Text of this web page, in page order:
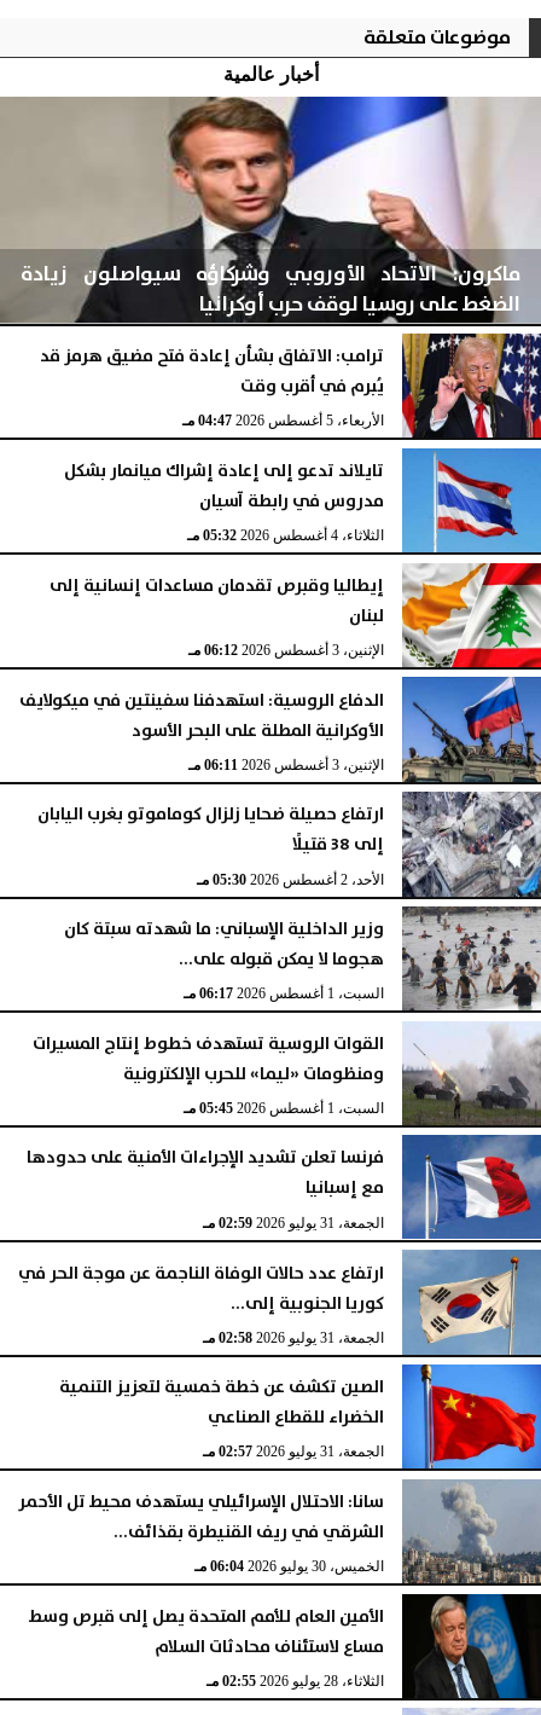
موضوعات متعلقة
أخبار عالمية
ماكرون: الاتحاد الأوروبي وشركاؤه سيواصلون زيادة
الضغط على روسيا لوقف حرب أوكرانيا
الأربعاء، 5 أغسطس 2026 04:48 مـ
ترامب: الاتفاق بشأن إعادة فتح مضيق هرمز قد
يُبرم في أقرب وقت
الأربعاء، 5 أغسطس 2026 04:47 مـ
تايلاند تدعو إلى إعادة إشراك ميانمار بشكل
مدروس في رابطة آسيان
الثلاثاء، 4 أغسطس 2026 05:32 مـ
إيطاليا وقبرص تقدمان مساعدات إنسانية إلى
لبنان
الإثنين، 3 أغسطس 2026 06:12 مـ
الدفاع الروسية: استهدفنا سفينتين في ميكولايف
الأوكرانية المطلة على البحر الأسود
الإثنين، 3 أغسطس 2026 06:11 مـ
ارتفاع حصيلة ضحايا زلزال كوماموتو بغرب اليابان
إلى 38 قتيلًا
الأحد، 2 أغسطس 2026 05:30 مـ
وزير الداخلية الإسباني: ما شهدته سبتة كان
هجوما لا يمكن قبوله على...
السبت، 1 أغسطس 2026 06:17 مـ
القوات الروسية تستهدف خطوط إنتاج المسيرات
ومنظومات «ليما» للحرب الإلكترونية
السبت، 1 أغسطس 2026 05:45 مـ
فرنسا تعلن تشديد الإجراءات الأمنية على حدودها
مع إسبانيا
الجمعة، 31 يوليو 2026 02:59 مـ
ارتفاع عدد حالات الوفاة الناجمة عن موجة الحر في
كوريا الجنوبية إلى...
الجمعة، 31 يوليو 2026 02:58 مـ
الصين تكشف عن خطة خمسية لتعزيز التنمية
الخضراء للقطاع الصناعي
الجمعة، 31 يوليو 2026 02:57 مـ
سانا: الاحتلال الإسرائيلي يستهدف محيط تل الأحمر
الشرقي في ريف القنيطرة بقذائف...
الخميس، 30 يوليو 2026 06:04 مـ
الأمين العام للأمم المتحدة يصل إلى قبرص وسط
مساع لاستئناف محادثات السلام
الثلاثاء، 28 يوليو 2026 02:55 مـ